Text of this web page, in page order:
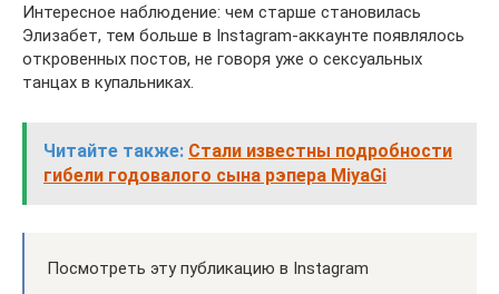
Интересное наблюдение: чем старше становилась
Элизабет, тем больше в Instagram-аккаунте появлялось
откровенных постов, не говоря уже о сексуальных
танцах в купальниках.
Читайте также: Стали известны подробности
гибели годовалого сына рэпера MiyaGi
Посмотреть эту публикацию в Instagram